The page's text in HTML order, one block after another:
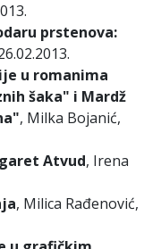
prstenova:
u romanima
šaka" i Mardž
, Milka Bojanić,
Atvud, Irena
, Milica Rađenović,